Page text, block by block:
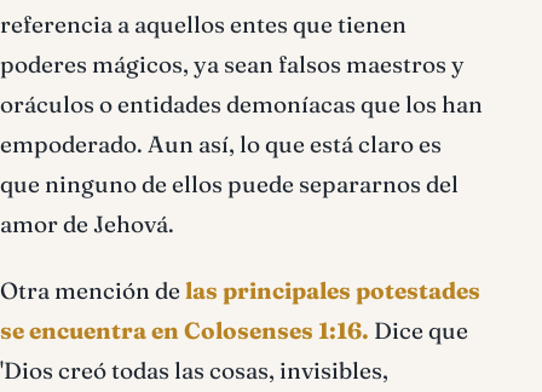
referencia a aquellos entes que tienen
poderes mágicos, ya sean falsos maestros y
oráculos o entidades demoníacas que los han
empoderado. Aun así, lo que está claro es
que ninguno de ellos puede separarnos del
amor de Jehová.
Otra mención de las principales potestades
se encuentra en Colosenses 1:16. Dice que
'Dios creó todas las cosas, invisibles,